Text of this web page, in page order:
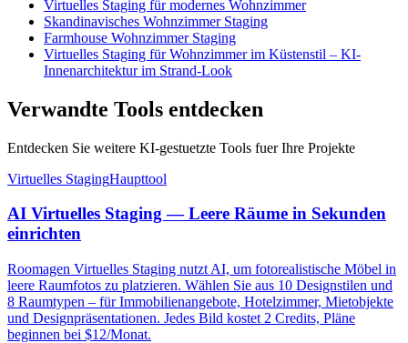
Virtuelles Staging für modernes Wohnzimmer
Skandinavisches Wohnzimmer Staging
Farmhouse Wohnzimmer Staging
Virtuelles Staging für Wohnzimmer im Küstenstil – KI-
Innenarchitektur im Strand-Look
Verwandte Tools entdecken
Entdecken Sie weitere KI-gestuetzte Tools fuer Ihre Projekte
Virtuelles StagingHaupttool
AI Virtuelles Staging — Leere Räume in Sekunden
einrichten
Roomagen Virtuelles Staging nutzt AI, um fotorealistische Möbel in
leere Raumfotos zu platzieren. Wählen Sie aus 10 Designstilen und
8 Raumtypen – für Immobilienangebote, Hotelzimmer, Mietobjekte
und Designpräsentationen. Jedes Bild kostet 2 Credits, Pläne
beginnen bei $12/Monat.